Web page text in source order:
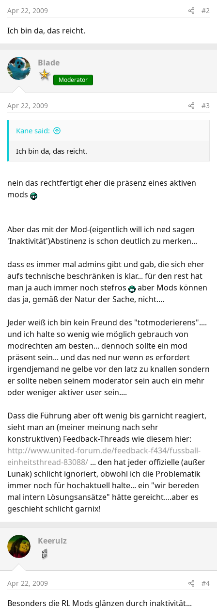
Apr 22, 2009 #2
Ich bin da, das reicht.
Blade
Moderator
Apr 22, 2009 #3
Kane said:
Ich bin da, das reicht.
nein das rechtfertigt eher die präsenz eines aktiven
mods
Aber das mit der Mod-(eigentlich will ich ned sagen
'Inaktivität')Abstinenz is schon deutlich zu merken...
dass es immer mal admins gibt und gab, die sich eher
aufs technische beschränken is klar... für den rest hat
man ja auch immer noch stefros
aber Mods können
das ja, gemäß der Natur der Sache, nicht....
Jeder weiß ich bin kein Freund des "totmoderierens"....
und ich halte so wenig wie möglich gebrauch von
modrechten am besten... dennoch sollte ein mod
präsent sein... und das ned nur wenn es erfordert
irgendjemand ne gelbe vor den latz zu knallen sondern
er sollte neben seinem moderator sein auch ein mehr
oder weniger aktiver user sein....
Dass die Führung aber oft wenig bis garnicht reagiert,
sieht man an (meiner meinung nach sehr
konstruktiven) Feedback-Threads wie diesem hier:
http://www.united-forum.de/feedback-f434/fussball-
einheitsthread-83088/ ... den hat jeder offizielle (außer
Lunak) schlicht ignoriert, obwohl ich die Problematik
immer noch für hochaktuell halte... ein "wir bereden
mal intern Lösungsansätze" hätte gereicht....aber es
geschieht schlicht garnix!
Keerulz
Apr 22, 2009 #4
Besonders die RL Mods glänzen durch inaktivität...